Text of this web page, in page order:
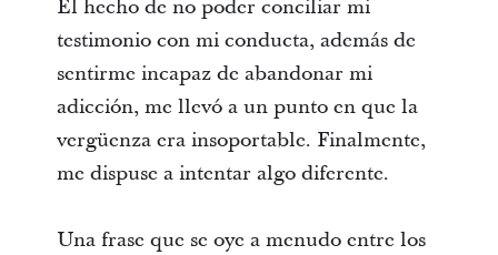
El hecho de no poder conciliar mi
testimonio con mi conducta, además de
sentirme incapaz de abandonar mi
adicción, me llevó a un punto en que la
vergüenza era insoportable. Finalmente,
me dispuse a intentar algo diferente.
Una frase que se oye a menudo entre los